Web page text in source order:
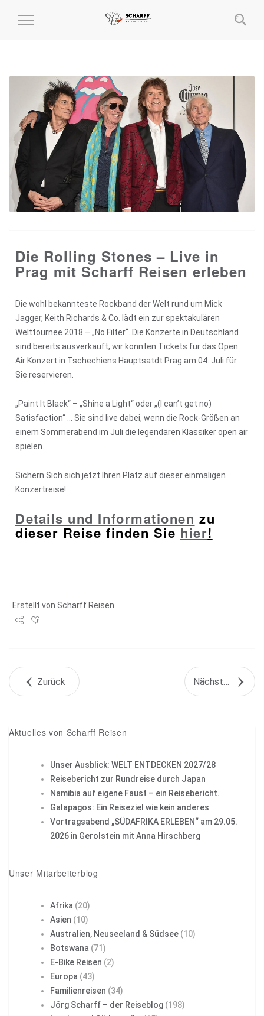
MENÜ
Die Rolling Stones – Live in
Prag mit Scharff Reisen erleben
Die wohl bekannteste Rockband der Welt rund um Mick
Jagger, Keith Richards & Co. lädt ein zur spektakulären
Welttournee 2018 – „No Filter“. Die Konzerte in Deutschland
sind bereits ausverkauft, wir konnten Tickets für das Open
Air Konzert in Tschechiens Hauptsatdt Prag am 04. Juli für
Sie reservieren.
„Paint It Black“ – „Shine a Light“ oder „(I can’t get no)
Satisfaction“ … Sie sind live dabei, wenn die Rock-Größen an
einem Sommerabend im Juli die legendären Klassiker open air
spielen.
Sichern Sich sich jetzt Ihren Platz auf dieser einmaligen
Konzertreise!
Details und Informationen zu
dieser Reise finden Siehier!
Erstellt von Scharff Reisen
+1Zurück Nächstes Objekt
Aktuelles von Scharff Reisen
Unser Ausblick: WELT ENTDECKEN 2027/28
Reisebericht zur Rundreise durch Japan
Namibia auf eigene Faust – ein Reisebericht.
Galapagos: Ein Reiseziel wie kein anderes
Vortragsabend „SÜDAFRIKA ERLEBEN“ am 29.05.
2026 in Gerolstein mit Anna Hirschberg
Unser Mitarbeiterblog
Afrika (20)
Asien (10)
Australien, Neuseeland & Südsee (10)
Botswana (71)
E-Bike Reisen (2)
Europa (43)
Familienreisen (34)
Jörg Scharff – der Reiseblog (198)